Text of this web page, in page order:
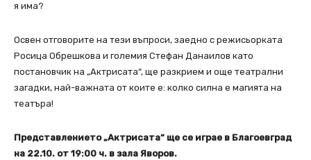
я има?
Освен отговорите на тези въпроси, заедно с режисьорката
Росица Обрешкова и големия Стефан Данаилов като
постановчик на „Актрисата“, ще разкрием и още театрални
загадки, най-важната от коите е: колко силна е магията на
театъра!
Представлението „Актрисата“ ще се играе в Благоевград
на 22.10. от 19:00 ч. в зала Яворов.